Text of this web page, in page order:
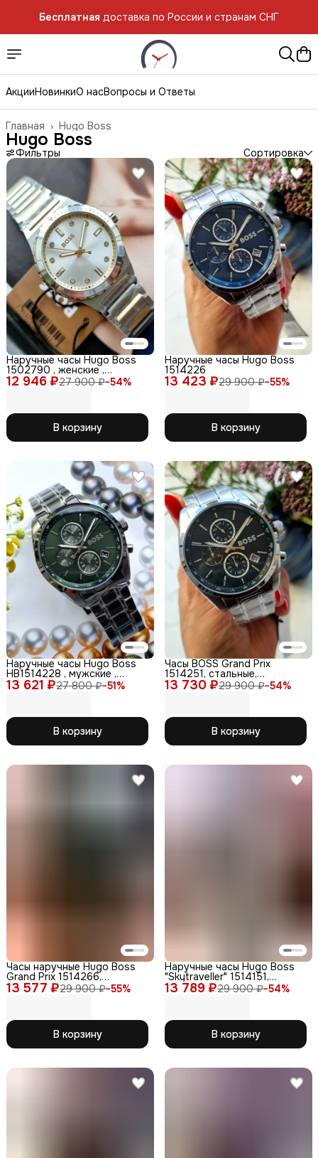
Бесплатная доставка по России и странам СНГ
доставка по России и странам СНГ
АкцииНовинкиО насВопросы и Ответы
Hugo Boss
Главная ›
Hugo Boss
Фильтры Сортировка
12 946 ₽27 900 ₽−54%
Наручные часы Hugo Boss
1502790 , женские ,
кварцевые ,из коллекции
В корзину
13 423 ₽29 900 ₽−55%
Наручные часы Hugo Boss
1514226
В корзину
13 621 ₽27 800 ₽−51%
Наручные часы Hugo Boss
HB1514228 , мужские ,
кварцевые , с
функциональностью
В корзину
13 730 ₽29 900 ₽−54%
Часы BOSS Grand Prix
1514251, стальные,
хронограф, с браслетом
В корзину
13 577 ₽29 900 ₽−55%
Часы наручные Hugo Boss
Grand Prix 1514266,
кварцевые, нержавеющая
сталь
В корзину
13 789 ₽29 900 ₽−54%
Наручные часы Hugo Boss
"Skytraveller" 1514151,
кварцевые, хронограф,
стальные, серые
В корзину